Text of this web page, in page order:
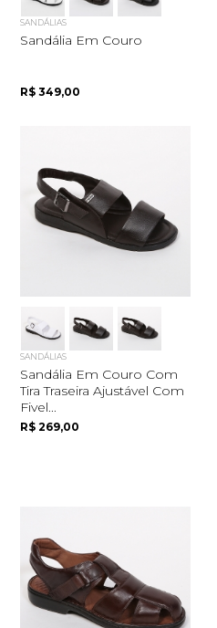
SANDÁLIAS
Sandália Em Couro
R$ 349,00
SANDÁLIAS
Sandália Em Couro Com
Tira Traseira Ajustável Com
Fivel...
R$ 269,00